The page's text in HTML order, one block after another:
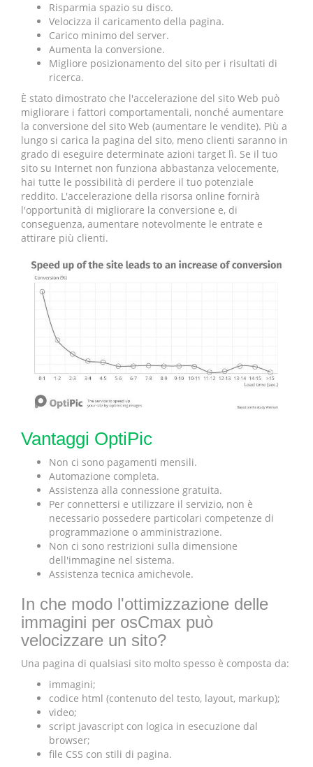
Risparmia spazio su disco.
Velocizza il caricamento della pagina.
Carico minimo del server.
Aumenta la conversione.
Migliore posizionamento del sito per i risultati di
ricerca.
È stato dimostrato che l'accelerazione del sito Web può
migliorare i fattori comportamentali, nonché aumentare
la conversione del sito Web (aumentare le vendite). Più a
lungo si carica la pagina del sito, meno clienti saranno in
grado di eseguire determinate azioni target lì. Se il tuo
sito su Internet non funziona abbastanza velocemente,
hai tutte le possibilità di perdere il tuo potenziale
reddito. L'accelerazione della risorsa online fornirà
l'opportunità di migliorare la conversione e, di
conseguenza, aumentare notevolmente le entrate e
attirare più clienti.
Vantaggi OptiPic
Non ci sono pagamenti mensili.
Automazione completa.
Assistenza alla connessione gratuita.
Per connettersi e utilizzare il servizio, non è
necessario possedere particolari competenze di
programmazione o amministrazione.
Non ci sono restrizioni sulla dimensione
dell'immagine nel sistema.
Assistenza tecnica amichevole.
In che modo l'ottimizzazione delle
immagini per osCmax può
velocizzare un sito?
Una pagina di qualsiasi sito molto spesso è composta da:
immagini;
codice html (contenuto del testo, layout, markup);
video;
script javascript con logica in esecuzione dal
browser;
file CSS con stili di pagina.